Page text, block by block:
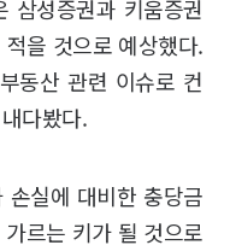
삼성증권과 키움증권
을 것으로 예상했다.
동산 관련 이슈로 컨
다봤다.
실에 대비한 충당금
르는 키가 될 것으로